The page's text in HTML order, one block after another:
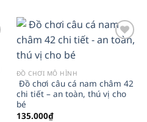
ĐỒ CHƠI MÔ HÌNH
Đồ chơi câu cá nam châm 42
chi tiết – an toàn, thú vị cho
bé
135.000₫